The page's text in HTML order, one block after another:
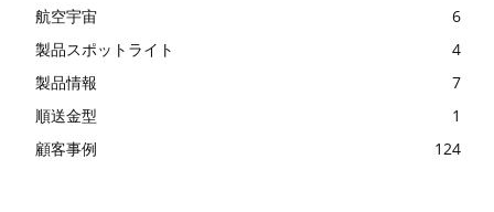
航空宇宙
6
製品スポットライト
4
製品情報
7
順送金型
1
顧客事例
124